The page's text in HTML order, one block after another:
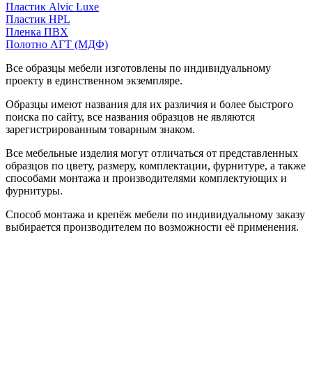
Пластик Alvic Luxe
Пластик HPL
Пленка ПВХ
Полотно АГТ (МДФ)
Все образцы мебели изготовлены по индивидуальному
проекту в единственном экземпляре.
Образцы имеют названия для их различия и более быстрого
поиска по сайту, все названия образцов не являются
зарегистрированным товарным знаком.
Все мебельные изделия могут отличаться от представленных
образцов по цвету, размеру, комплектации, фурнитуре, а также
способами монтажа и производителями комплектующих и
фурнитуры.
Способ монтажа и крепёж мебели по индивидуальному заказу
выбирается производителем по возможности её применения.